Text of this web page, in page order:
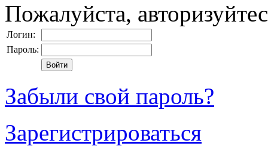
Пожалуйста,
Логин:
Пароль:
Забыли свой пароль?
Зарегистрироваться